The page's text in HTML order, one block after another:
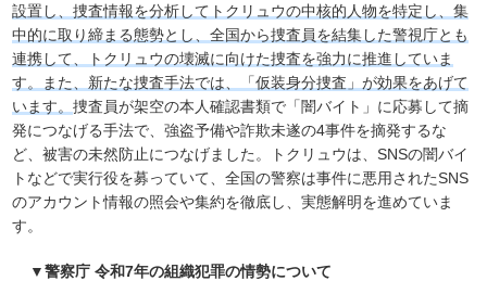
設置し、捜査情報を分析してトクリュウの中核的人物を特定し、集
中的に取り締まる態勢とし、全国から捜査員を結集した警視庁とも
連携して、トクリュウの壊滅に向けた捜査を強力に推進していま
す。また、新たな捜査手法では、「仮装身分捜査」が効果をあげて
います。捜査員が架空の本人確認書類で「闇バイト」に応募して摘
発につなげる手法で、強盗予備や詐欺未遂の4事件を摘発するな
ど、被害の未然防止につなげました。トクリュウは、SNSの闇バイ
トなどで実行役を募っていて、全国の警察は事件に悪用されたSNS
のアカウント情報の照会や集約を徹底し、実態解明を進めていま
す。
▼警察庁 令和7年の組織犯罪の情勢について